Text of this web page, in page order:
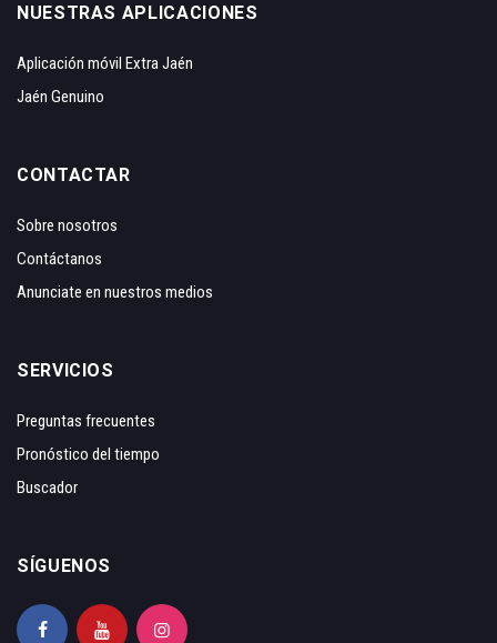
NUESTRAS APLICACIONES
Aplicación móvil Extra Jaén
Jaén Genuino
CONTACTAR
Sobre nosotros
Contáctanos
Anunciate en nuestros medios
SERVICIOS
Preguntas frecuentes
Pronóstico del tiempo
Buscador
SÍGUENOS